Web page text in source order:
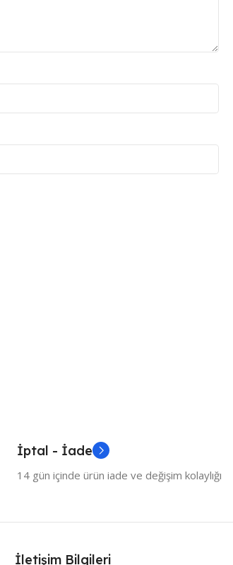
İptal - İade
14 gün içinde ürün iade ve değişim kolaylığı
İletişim Bilgileri